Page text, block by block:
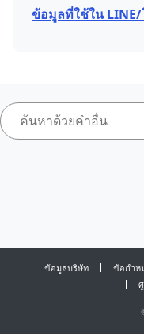
ข้อมูลที่ใช้ใน
ข้อมูลบริษัท ข้อกำห